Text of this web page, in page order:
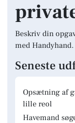
Beskriv din
med Handyhand.
Seneste
Opsætning af
lille reol
Havemand